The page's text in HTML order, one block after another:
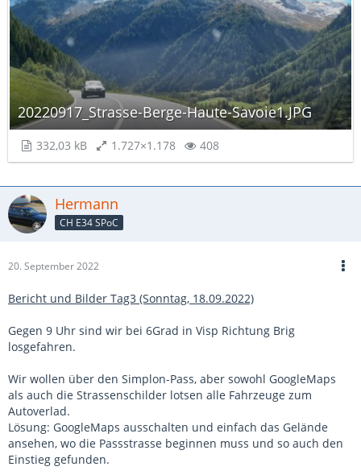
20220917_Strasse-Berge-Haute-Savoie1.JPG
332,03 kB 1.727×1.178 408
Hermann
CH E34 SPoC
20. September 2022
Bericht und Bilder Tag3 (Sonntag, 18.09.2022)
Gegen 9 Uhr sind wir bei 6Grad in Visp Richtung Brig
losgefahren.
Wir wollen über den Simplon-Pass, aber sowohl GoogleMaps
als auch die Strassenschilder lotsen alle Fahrzeuge zum
Autoverlad.
Lösung: GoogleMaps ausschalten und einfach das Gelände
ansehen, wo die Passstrasse beginnen muss und so auch den
Einstieg gefunden.